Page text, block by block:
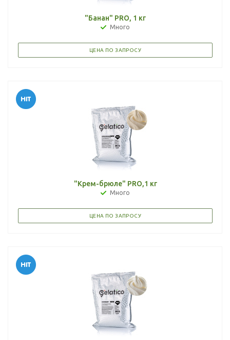
"Банан" PRO, 1 кг
Много
ЦЕНА ПО ЗАПРОСУ
"Крем-брюле" PRO,1 кг
Много
ЦЕНА ПО ЗАПРОСУ